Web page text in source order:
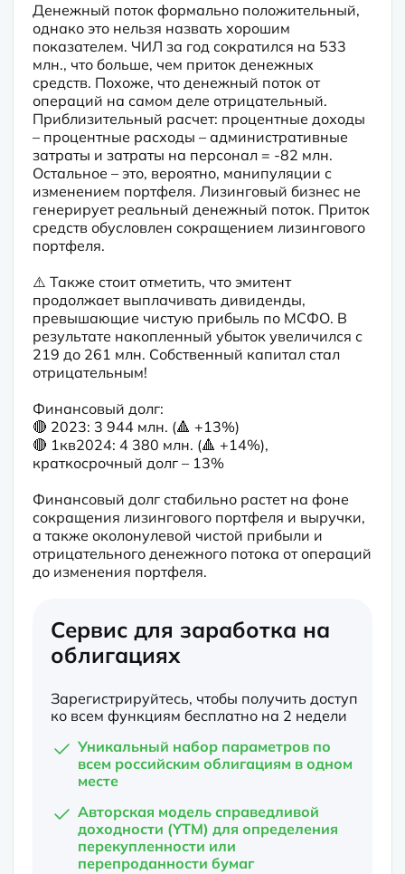
Денежный поток формально положительный,
однако это нельзя назвать хорошим
показателем. ЧИЛ за год сократился на 533
млн., что больше, чем приток денежных
средств. Похоже, что денежный поток от
операций на самом деле отрицательный.
Приблизительный расчет: процентные доходы
– процентные расходы – административные
затраты и затраты на персонал = -82 млн.
Остальное – это, вероятно, манипуляции с
изменением портфеля. Лизинговый бизнес не
генерирует реальный денежный поток. Приток
средств обусловлен сокращением лизингового
портфеля.
⚠️ Также стоит отметить, что эмитент
продолжает выплачивать дивиденды,
превышающие чистую прибыль по МСФО. В
результате накопленный убыток увеличился с
219 до 261 млн. Собственный капитал стал
отрицательным!
Финансовый долг:
🔴 2023: 3 944 млн. (🔺 +13%)
🔴 1кв2024: 4 380 млн. (🔺 +14%),
краткосрочный долг – 13%
Финансовый долг стабильно растет на фоне
сокращения лизингового портфеля и выручки,
а также околонулевой чистой прибыли и
отрицательного денежного потока от операций
до изменения портфеля.
Сервис для заработка на
облигациях
Зарегистрируйтесь, чтобы получить доступ
ко всем функциям бесплатно на 2 недели
Уникальный набор параметров по
всем российским облигациям в одном
месте
Авторская модель справедливой
доходности (YTM) для определения
перекупленности или
перепроданности бумаг